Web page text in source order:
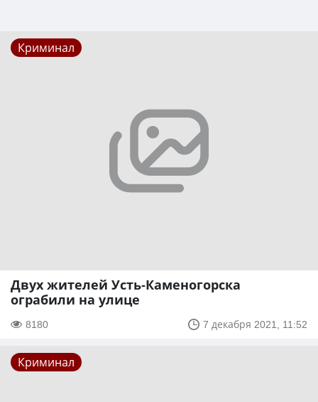
Криминал
Двух жителей Усть-Каменогорска
ограбили на улице
8180 7 декабря 2021, 11:52
Криминал